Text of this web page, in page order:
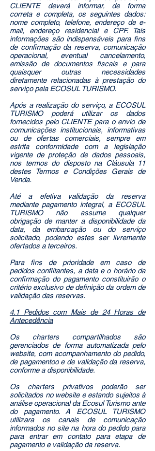
CLIENTE deverá informar, de forma
correta e completa, os seguintes dados:
nome completo, telefone, endereço de e-
mail, endereço residencial e CPF. Tais
informações são indispensáveis para fins
de confirmação da reserva, comunicação
operacional, eventual cancelamento,
emissão de documentos fiscais e para
quaisquer outras necessidades
diretamente relacionadas à prestação do
serviço pela ECOSUL TURISMO.
Após a realização do serviço, a ECOSUL
TURISMO poderá utilizar os dados
fornecidos pelo CLIENTE para o envio de
comunicações institucionais, informativas
ou de ofertas comerciais, sempre em
estrita conformidade com a legislação
vigente de proteção de dados pessoais,
nos termos do disposto na Cláusula 11
destes Termos e Condições Gerais de
Venda.
Até a efetiva validação da reserva
mediante pagamento integral, a ECOSUL
TURISMO não assume qualquer
obrigação de manter a disponibilidade da
data, da embarcação ou do serviço
solicitado, podendo estes ser livremente
ofertados a terceiros.
Para fins de prioridade em caso de
pedidos conflitantes, a data e o horário da
confirmação do pagamento constituirão o
critério exclusivo de definição da ordem de
validação das reservas.
4.1 Pedidos com Mais de 24 Horas de
Antecedência
Os charters compartilhados são
gerenciados de forma automatizada pelo
website, com acompanhamento do pedido,
de pagamentoo e de validação da reserva,
conforme a disponibilidade.
Os charters privativos poderão ser
solicitados no website e estando sujeitos à
análise operacional da Ecosul Turismo ante
do pagamento. A ECOSUL TURISMO
utilizara os canais de comunicação
informados no site na hora do pedido para
para entrar em contato para etapa de
pagamento e validação da reserva.